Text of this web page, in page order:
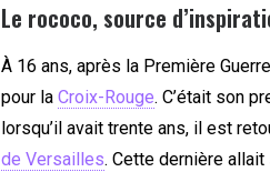
Le rococo, source
À 16 ans, après la Première
pour la Croix-Rouge. C’était son
lorsqu’il avait trente ans, il est
de Versailles. Cette dernière